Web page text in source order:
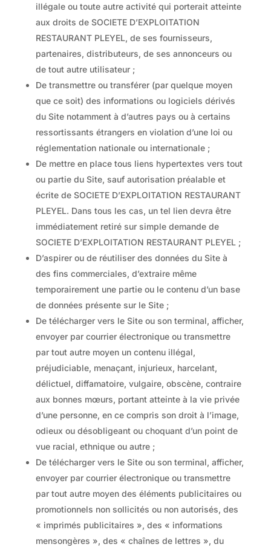
illégale ou toute autre activité qui porterait atteinte
aux droits de SOCIETE D’EXPLOITATION
RESTAURANT PLEYEL, de ses fournisseurs,
partenaires, distributeurs, de ses annonceurs ou
de tout autre utilisateur ;
De transmettre ou transférer (par quelque moyen
que ce soit) des informations ou logiciels dérivés
du Site notamment à d’autres pays ou à certains
ressortissants étrangers en violation d’une loi ou
réglementation nationale ou internationale ;
De mettre en place tous liens hypertextes vers tout
ou partie du Site, sauf autorisation préalable et
écrite de SOCIETE D’EXPLOITATION RESTAURANT
PLEYEL. Dans tous les cas, un tel lien devra être
immédiatement retiré sur simple demande de
SOCIETE D’EXPLOITATION RESTAURANT PLEYEL ;
D’aspirer ou de réutiliser des données du Site à
des fins commerciales, d’extraire même
temporairement une partie ou le contenu d’un base
de données présente sur le Site ;
De télécharger vers le Site ou son terminal, afficher,
envoyer par courrier électronique ou transmettre
par tout autre moyen un contenu illégal,
préjudiciable, menaçant, injurieux, harcelant,
délictuel, diffamatoire, vulgaire, obscène, contraire
aux bonnes mœurs, portant atteinte à la vie privée
d’une personne, en ce compris son droit à l’image,
odieux ou désobligeant ou choquant d’un point de
vue racial, ethnique ou autre ;
De télécharger vers le Site ou son terminal, afficher,
envoyer par courrier électronique ou transmettre
par tout autre moyen des éléments publicitaires ou
promotionnels non sollicités ou non autorisés, des
« imprimés publicitaires », des « informations
mensongères », des « chaînes de lettres », du